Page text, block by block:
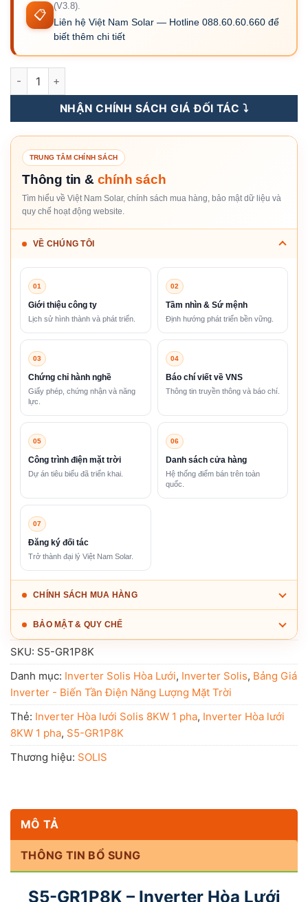
📋
(V3.8).
Liên hệ Việt Nam Solar — Hotline 088.60.60.660 để
biết thêm chi tiết
S5-GR1P8K - Inverter Hòa Lưới Solis 8KW 1 Pha số lượng
NHẬN CHÍNH SÁCH GIÁ ĐỐI TÁC ⤵️
TRUNG TÂM CHÍNH SÁCH
Thông tin & chính sách
Tìm hiểu về Việt Nam Solar, chính sách mua hàng, bảo mật dữ liệu và
quy chế hoạt động website.
VỀ CHÚNG TÔI
01
Giới thiệu công ty
Lịch sử hình thành và phát triển.
02
Tầm nhìn & Sứ mệnh
Định hướng phát triển bền vững.
03
Chứng chỉ hành nghề
Giấy phép, chứng nhận và năng
lực.
04
Báo chí viết về VNS
Thông tin truyền thông và báo chí.
05
Công trình điện mặt trời
Dự án tiêu biểu đã triển khai.
06
Danh sách cửa hàng
Hệ thống điểm bán trên toàn
quốc.
07
Đăng ký đối tác
Trở thành đại lý Việt Nam Solar.
CHÍNH SÁCH MUA HÀNG
BẢO MẬT & QUY CHẾ
SKU: S5-GR1P8K
Danh mục: Inverter Solis Hòa Lưới, Inverter Solis, Bảng Giá
Inverter - Biến Tần Điện Năng Lượng Mặt Trời
Thẻ: Inverter Hòa lưới Solis 8KW 1 pha, Inverter Hòa lưới
8KW 1 pha, S5-GR1P8K
Thương hiệu: SOLIS
MÔ TẢ
THÔNG TIN BỔ SUNG
S5-GR1P8K – Inverter Hòa Lưới